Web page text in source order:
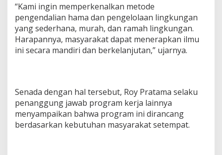
“Kami ingin memperkenalkan metode
pengendalian hama dan pengelolaan lingkungan
yang sederhana, murah, dan ramah lingkungan.
Harapannya, masyarakat dapat menerapkan ilmu
ini secara mandiri dan berkelanjutan,” ujarnya.
Senada dengan hal tersebut, Roy Pratama selaku
penanggung jawab program kerja lainnya
menyampaikan bahwa program ini dirancang
berdasarkan kebutuhan masyarakat setempat.